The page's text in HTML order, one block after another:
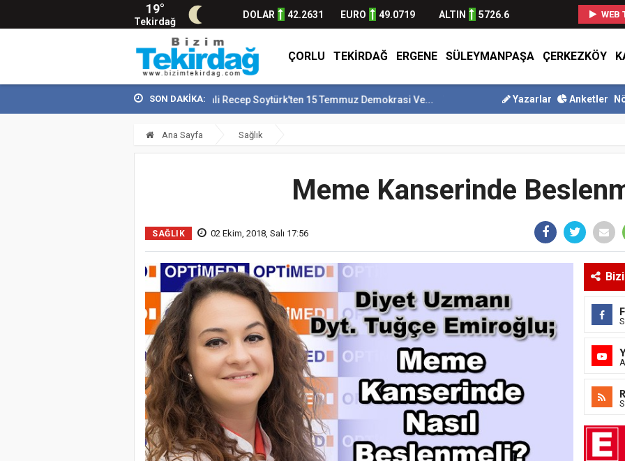
19°
Tekirdağ
DOLAR 42.2631 EURO 49.0719 ALTIN 5726.6 WEB
ÇORLU TEKIRDAĞ ERGENE SÜLEYMANPAŞA ÇERKEZKÖY
SON DAKİKA:
Vali Recep Soytürk'ten 15 Temmuz Demokrasi Ve... Tekirdağ En Çok Göç Alan İller Arasında 9. Sı...
Yazarlar Anketler
Ana Sayfa Sağlık
Meme Kanserinde
SAĞLIK 02 Ekim, 2018, Salı 17:56